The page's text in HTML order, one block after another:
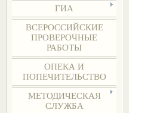
ГИА
ВСЕРОССИЙСКИЕ
ПРОВЕРОЧНЫЕ
РАБОТЫ
ОПЕКА И
ПОПЕЧИТЕЛЬСТВО
МЕТОДИЧЕСКАЯ
СЛУЖБА